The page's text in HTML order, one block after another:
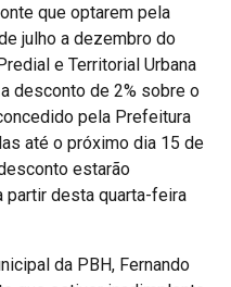
que optarem pela
julho a dezembro do
e Territorial Urbana
desconto de 2% sobre o
pela Prefeitura
até o próximo dia 15 de
estarão
partir desta quarta-feira
da PBH, Fernando